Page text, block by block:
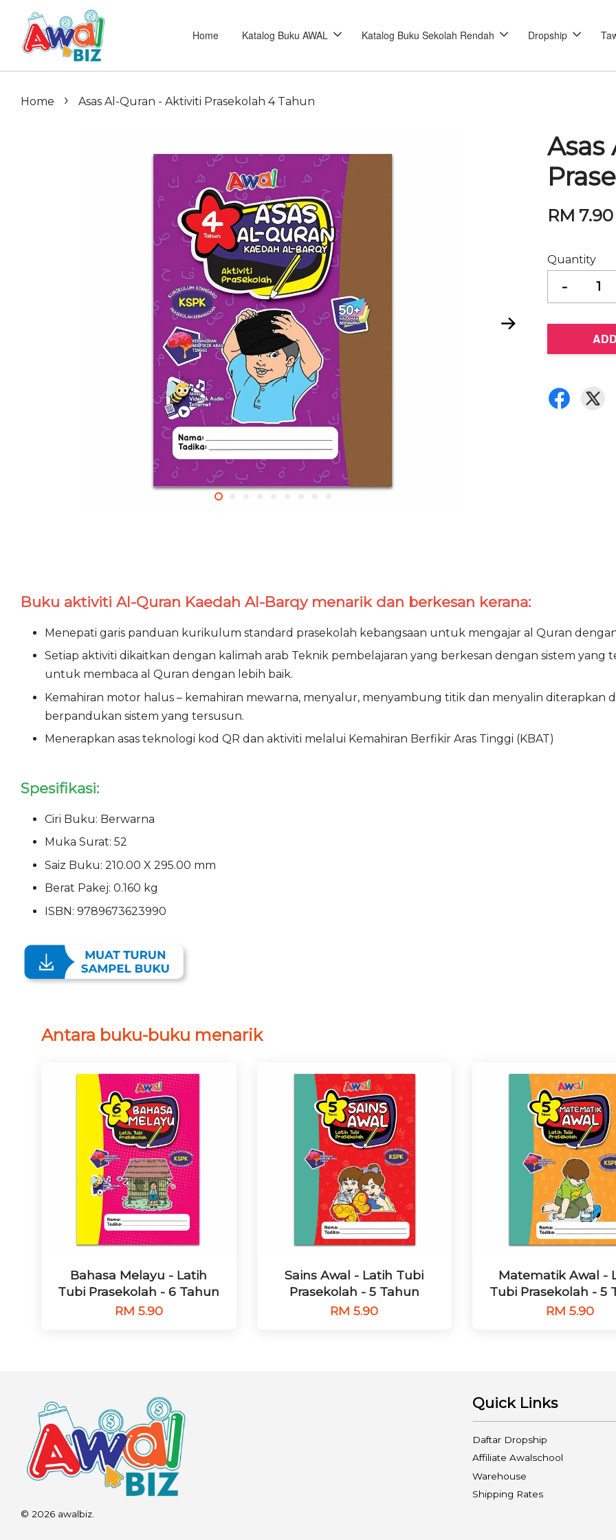
Home Katalog Buku AWAL Katalog Buku Sekolah Rendah Dropship
Home › Asas Al-Quran - Aktiviti Prasekolah 4 Tahun
RM 7.90
Quantity
-
Buku aktiviti Al-Quran Kaedah Al-Barqy menarik dan berkesan kerana:
Menepati garis panduan kurikulum standard prasekolah kebangsaan untuk mengajar al Quran
Setiap aktiviti dikaitkan dengan kalimah arab Teknik pembelajaran yang berkesan dengan sistem
untuk membaca al Quran dengan lebih baik.
Kemahiran motor halus – kemahiran mewarna, menyalur, menyambung titik dan menyalin diterapkan
berpandukan sistem yang tersusun.
Menerapkan asas teknologi kod QR dan aktiviti melalui Kemahiran Berfikir Aras Tinggi (KBAT)
Spesifikasi:
Ciri Buku: Berwarna
Muka Surat: 52
Saiz Buku: 210.00 X 295.00 mm
Berat Pakej: 0.160 kg
ISBN: 9789673623990
Antara buku-buku menarik
Bahasa Melayu - Latih
Tubi Prasekolah - 6 Tahun
RM 5.90
Sains Awal - Latih Tubi
Prasekolah - 5 Tahun
RM 5.90
Matematik Awal -
Tubi Prasekolah - 5
RM 5.90
© 2026 awalbiz.
Quick Links
Daftar Dropship
Affiliate Awalschool
Warehouse
Shipping Rates